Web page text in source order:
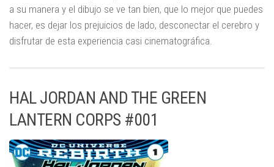
a su manera y el dibujo se ve tan bien, que lo mejor que puedes
hacer, es dejar los prejuicios de lado, desconectar el cerebro y
disfrutar de esta experiencia casi cinematográfica.
HAL JORDAN AND THE GREEN
LANTERN CORPS #001